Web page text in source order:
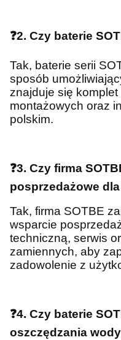
❓2. Czy baterie
Tak, baterie serii
sposób
znajduje się
montażowych oraz
polskim.
❓3. Czy firma
posprzedażowe
Tak, firma SOTBE
wsparcie
techniczną, serwis
zamiennych, aby
zadowolenie z
❓4. Czy baterie
oszczędzania